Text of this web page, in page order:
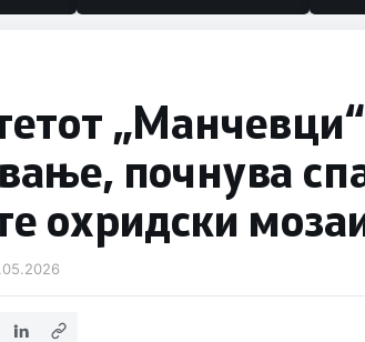
почнува
охридски